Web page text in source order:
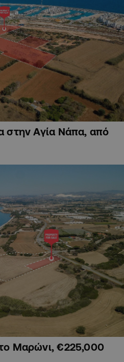
στην Αγία Νάπα, από
Μαρώνι, €225,000